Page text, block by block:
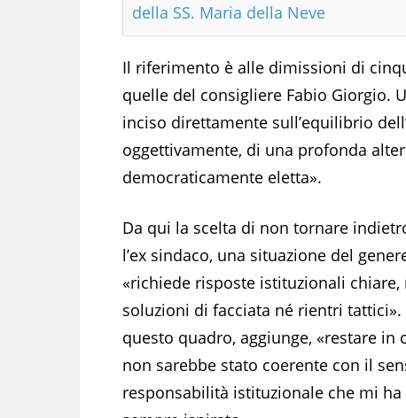
della SS. Maria della Neve
Il riferimento è alle dimissioni di
quelle del consigliere Fabio Giorgio.
inciso direttamente sull’equilibrio
oggettivamente, di una profonda
democraticamente eletta».
Da qui la scelta di non tornare
l’ex sindaco, una situazione del
«richiede risposte istituzionali chiare,
soluzioni di facciata né rientri tattici».
questo quadro, aggiunge, «restare in
non sarebbe stato coerente con il
responsabilità istituzionale che mi ha